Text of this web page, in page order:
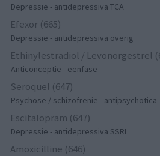
Depressie - antidepressiva TCA
Efexor (665)
Depressie - antidepressiva overig
Ethinylestradiol / Levonorgestrel
Anticonceptie - eenfase
Seroquel (647)
Psychose / schizofrenie - antipsychotica
Escitalopram (647)
Depressie - antidepressiva SSRI
Amoxicilline (646)